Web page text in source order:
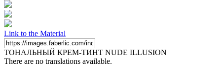
Link to the Material
ТОНАЛЬНЫЙ КРЕМ-ТИНТ NUDE ILLUSION
There are no translations available.